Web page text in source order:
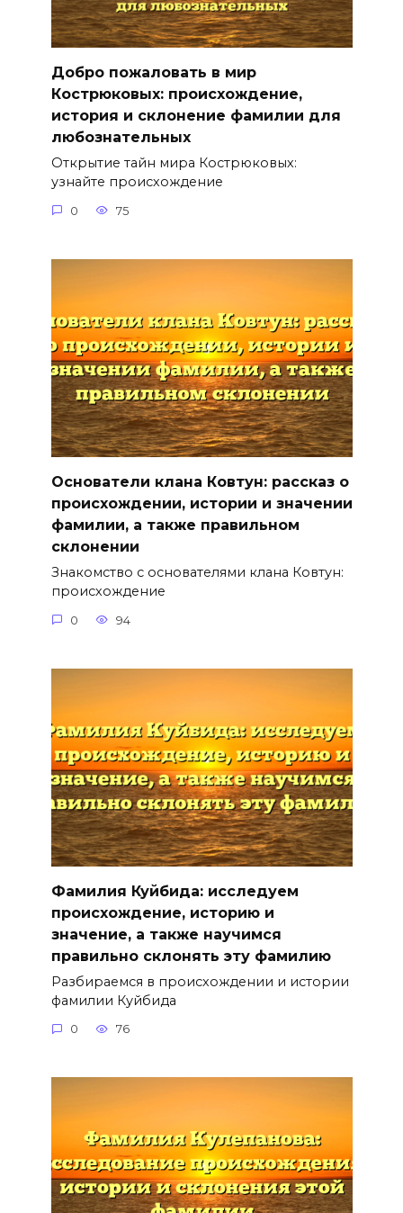
Добро пожаловать в мир
Кострюковых: происхождение,
история и склонение фамилии для
любознательных
Открытие тайн мира Кострюковых:
узнайте происхождение
0 75
Основатели клана Ковтун: рассказ о
происхождении, истории и значении
фамилии, а также правильном
склонении
Знакомство с основателями клана Ковтун:
происхождение
0 94
Фамилия Куйбида: исследуем
происхождение, историю и
значение, а также научимся
правильно склонять эту фамилию
Разбираемся в происхождении и истории
фамилии Куйбида
0 76